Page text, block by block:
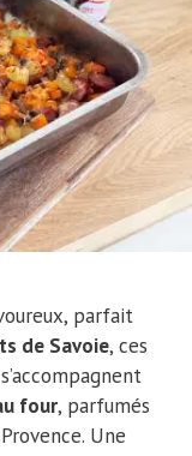
parfait
de Savoie, ces
four, parfumés
Une